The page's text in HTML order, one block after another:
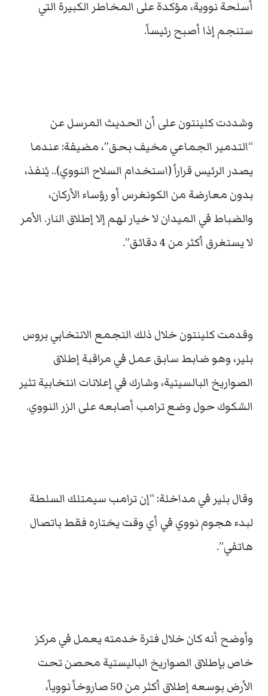
أسلحة نووية، مؤكدة على المخاطر الكبيرة التي
ستنجم إذا أصبح رئيساً.
وشددت كلينتون على أن الحديث المرسل عن
“التدمير الجماعي مخيف بحق”، مضيفة: عندما
يصدر الرئيس قراراً (استخدام السلاح النووي).. يُنفذ،
بدون معارضة من الكونغرس أو رؤساء الأركان،
والضباط في الميدان لا خيار لهم إلا إطلاق النار. الأمر
لا يستغرق أكثر من 4 دقائق”.
وقدمت كلينتون خلال ذلك التجمع الانتخابي بروس
بلير، وهو ضابط سابق عمل في مراقبة إطلاق
الصواريخ البالسيتية، وشارك في إعلانات انتخابية تثير
الشكوك حول وضع ترامب أصابعه على الزر النووي.
وقال بلير في مداخلة: “إن ترامب سيمتلك السلطة
لبدء هجوم نووي في أي وقت يختاره فقط باتصال
هاتفي”.
وأوضح أنه كان خلال فترة خدمته يعمل في مركز
خاص بإطلاق الصواريخ الباليستية محصن تحت
الأرض بوسعه إطلاق أكثر من 50 صاروخاً نووياً،